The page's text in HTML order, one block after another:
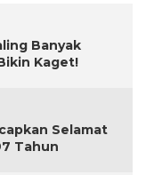
Banyak
Kaget!
Selamat
Tahun